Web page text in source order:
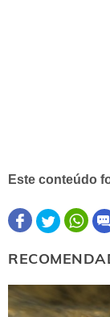
Este conteúdo
Este conteúdo
Este conteúdo
Outro